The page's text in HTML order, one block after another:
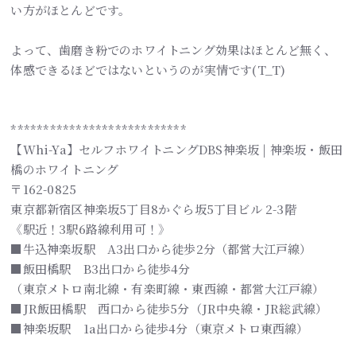
い方がほとんどです。
よって、歯磨き粉でのホワイトニング効果はほとんど無く、
体感できるほどではないというのが実情です(T_T)
***************************
【Whi-Ya】セルフホワイトニングDBS神楽坂 | 神楽坂・飯田
橋のホワイトニング
〒162-0825
東京都新宿区神楽坂5丁目8かぐら坂5丁目ビル 2-3階
《駅近！3駅6路線利用可！》
■牛込神楽坂駅 A3出口から徒歩2分（都営大江戸線）
■飯田橋駅 B3出口から徒歩4分
（東京メトロ南北線・有楽町線・東西線・都営大江戸線）
■JR飯田橋駅 西口から徒歩5分（JR中央線・JR総武線）
■神楽坂駅 1a出口から徒歩4分（東京メトロ東西線）